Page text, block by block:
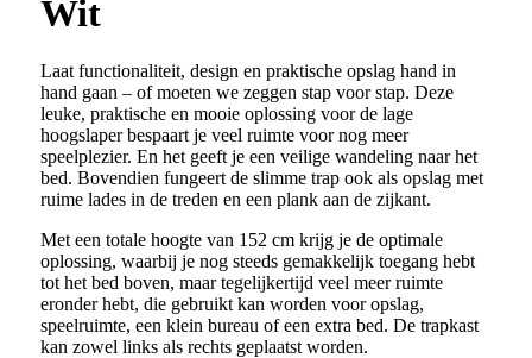
Wit
Laat functionaliteit, design en praktische opslag hand in
hand gaan – of moeten we zeggen stap voor stap. Deze
leuke, praktische en mooie oplossing voor de lage
hoogslaper bespaart je veel ruimte voor nog meer
speelplezier. En het geeft je een veilige wandeling naar het
bed. Bovendien fungeert de slimme trap ook als opslag met
ruime lades in de treden en een plank aan de zijkant.
Met een totale hoogte van 152 cm krijg je de optimale
oplossing, waarbij je nog steeds gemakkelijk toegang hebt
tot het bed boven, maar tegelijkertijd veel meer ruimte
eronder hebt, die gebruikt kan worden voor opslag,
speelruimte, een klein bureau of een extra bed. De trapkast
kan zowel links als rechts geplaatst worden.